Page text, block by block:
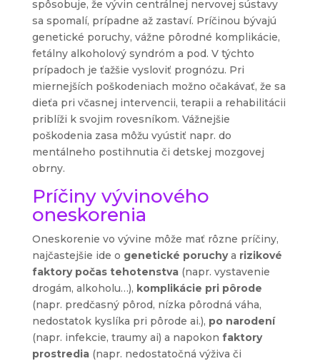
spôsobuje, že vývin centrálnej nervovej sústavy
sa spomalí, prípadne až zastaví. Príčinou bývajú
genetické poruchy, vážne pôrodné komplikácie,
fetálny alkoholový syndróm a pod. V týchto
prípadoch je ťažšie vysloviť prognózu. Pri
miernejších poškodeniach možno očakávať, že sa
dieťa pri včasnej intervencii, terapii a rehabilitácii
priblíži k svojim rovesníkom. Vážnejšie
poškodenia zasa môžu vyústiť napr. do
mentálneho postihnutia či detskej mozgovej
obrny.
Príčiny vývinového
oneskorenia
Oneskorenie vo vývine môže mať rôzne príčiny,
najčastejšie ide o genetické poruchya rizikové
faktory počas tehotenstva(napr. vystavenie
drogám, alkoholu…), komplikácie pri pôrode
(napr. predčasný pôrod, nízka pôrodná váha,
nedostatok kyslíka pri pôrode ai.), po narodení
(napr. infekcie, traumy ai) a napokon faktory
prostredia (napr. nedostatočná výživa či